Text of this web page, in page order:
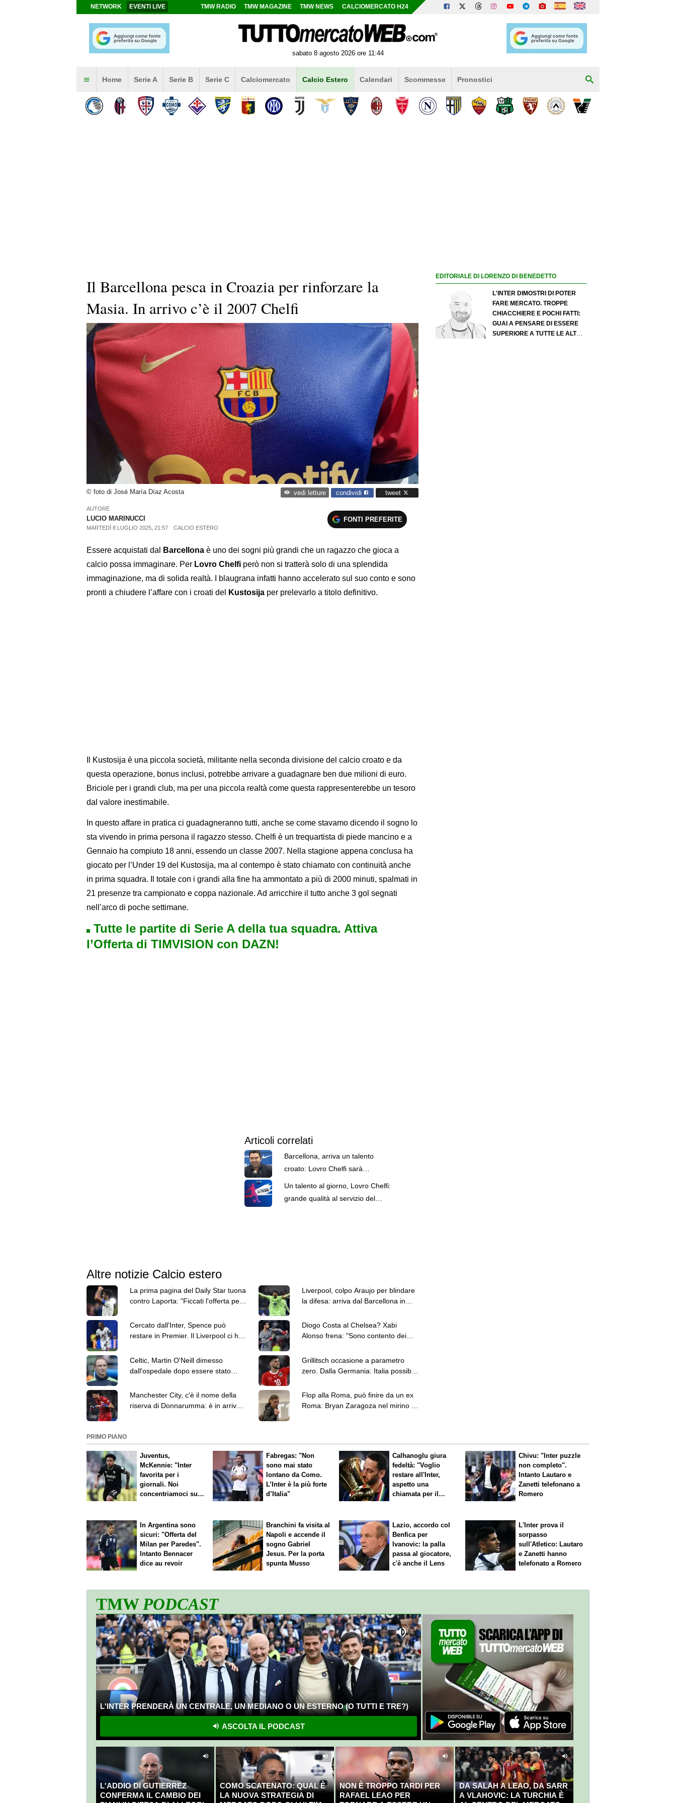
NETWORK EVENTI LIVE TMW RADIO TMW MAGAZINE TMW NEWS CALCIOMERCATO H24
sabato 8 agosto 2026 ore 11:44
Home Serie A Serie B Serie C Calciomercato Calcio Estero Calendari Scommesse Pronostici
Il Barcellona pesca in Croazia per rinforzare la
Masia. In arrivo c’è il 2007 Chelfi
© foto di José María Díaz Acosta vedi letture condividi tweet
AUTORE
LUCIO MARINUCCI
MARTEDÌ 8 LUGLIO 2025, 21:57 CALCIO ESTERO
FONTI PREFERITE
Essere acquistati dal Barcellona è uno dei sogni più grandi che un ragazzo che gioca a
calcio possa immaginare. Per Lovro Chelfi però non si tratterà solo di una splendida
immaginazione, ma di solida realtà. I blaugrana infatti hanno accelerato sul suo conto e sono
pronti a chiudere l’affare con i croati del
Kustosija per prelevarlo a titolo definitivo.
Il Kustosija è una piccola società, militante nella seconda divisione del calcio croato e da
questa operazione, bonus inclusi, potrebbe arrivare a guadagnare ben due milioni di euro.
Briciole per i grandi club, ma per una piccola realtà come questa rappresenterebbe un tesoro
dal valore inestimabile.
In questo affare in pratica ci guadagneranno tutti, anche se come stavamo dicendo il sogno lo
sta vivendo in prima persona il ragazzo stesso. Chelfi è un trequartista di piede mancino e a
Gennaio ha compiuto 18 anni, essendo un classe 2007. Nella stagione appena conclusa ha
giocato per l’Under 19 del Kustosija, ma al contempo è stato chiamato con continuità anche
in prima squadra. Il totale con i grandi alla fine ha ammontato a più di 2000 minuti, spalmati in
21 presenze tra campionato e coppa nazionale. Ad arricchire il tutto anche 3 gol segnati
nell’arco di poche settimane.
Tutte le partite di Serie A della tua squadra. Attiva
l’Offerta di TIMVISION con DAZN!
Articoli correlati
Barcellona, arriva un talento
croato: Lovro Chelfi sarà
Un talento al giorno, Lovro Chelfi:
grande qualità al servizio del
Altre notizie Calcio estero
La prima pagina del Daily Star tuona
contro Laporta: "Ficcati l'offerta per
Liverpool, colpo Araujo per blindare
la difesa: arriva dal Barcellona in
Cercato dall'Inter, Spence può
restare in Premier. Il Liverpool ci ha
Diogo Costa al Chelsea? Xabi
Alonso frena: "Sono contento dei
Celtic, Martin O'Neill dimesso
dall'ospedale dopo essere stato
Grillitsch occasione a parametro
zero. Dalla Germania: Italia possibile
Manchester City, c'è il nome della
riserva di Donnarumma: è in arrivo
Flop alla Roma, può finire da un ex
Roma: Bryan Zaragoza nel mirino di
EDITORIALE DI LORENZO DI BENEDETTO
L'INTER DIMOSTRI DI POTER
FARE MERCATO. TROPPE
CHIACCHIERE E POCHI FATTI:
GUAI A PENSARE DI ESSERE
SUPERIORE A TUTTE LE ALTRE
PRIMO PIANO
Juventus,
McKennie: "Inter
favorita per i
giornali. Noi
concentriamoci sul
Fabregas: "Non
sono mai stato
lontano da Como.
L’Inter è la più forte
d’Italia"
Calhanoglu giura
fedeltà: "Voglio
restare all'Inter,
aspetto una
chiamata per il
Chivu: "Inter puzzle
non completo".
Intanto Lautaro e
Zanetti telefonano a
Romero
In Argentina sono
sicuri: "Offerta del
Milan per Paredes".
Intanto Bennacer
diceau revoir
Branchini fa visita al
Napoli e accende il
sogno Gabriel
Jesus. Per la porta
spunta Musso
Lazio, accordo col
Benfica per
Ivanovic: la palla
passa al giocatore,
c'è anche il Lens
L'Inter prova il
sorpasso
sull'Atletico: Lautaro
e Zanetti hanno
telefonato a Romero
TMWPODCAST
L'INTER PRENDERÀ UN CENTRALE, UN MEDIANO O UN ESTERNO (O TUTTI E TRE?)
ASCOLTA IL PODCAST
L'ADDIO DI GUTIERREZ
CONFERMA IL CAMBIO DEI
COMO SCATENATO: QUAL È
LA NUOVA STRATEGIA DI
NON È TROPPO TARDI PER
RAFAEL LEAO PER
DA SALAH A LEAO, DA SARR
A VLAHOVIC: LA TURCHIA È